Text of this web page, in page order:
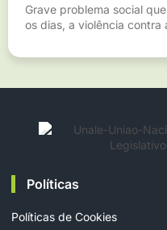
Grave problema social
os dias, a violência contra
Políticas
Políticas de Cookies